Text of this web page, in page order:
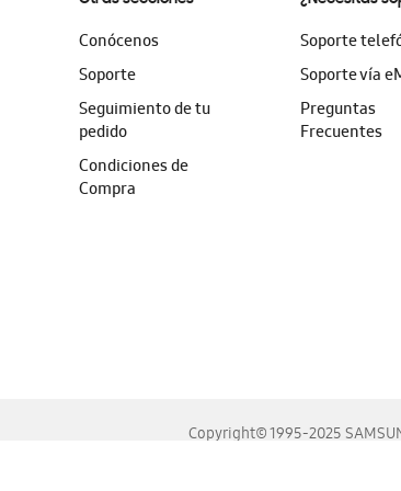
Conócenos
Soporte
Seguimiento de tu
pedido
Condiciones de
Compra
Soporte
Soporte vía
Preguntas
Frecuentes
Copyright© 1995-2025